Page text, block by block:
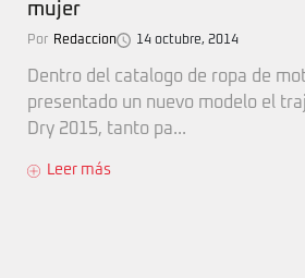
mujer
Por Redaccion 14 octubre, 2014
Dentro del catalogo de ropa de
presentado un nuevo modelo el
Dry 2015, tanto pa...
Leer más